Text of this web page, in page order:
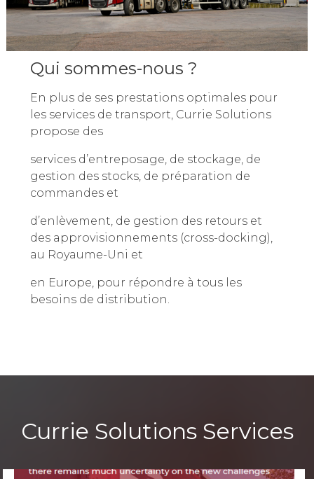
Qui sommes-nous ?
En plus de ses prestations optimales pour
les services de transport, Currie Solutions
propose des
services d’entreposage, de stockage, de
gestion des stocks, de préparation de
commandes et
d’enlèvement, de gestion des retours et
des approvisionnements (cross-docking),
au Royaume-Uni et
en Europe, pour répondre à tous les
besoins de distribution.
Currie Solutions Services